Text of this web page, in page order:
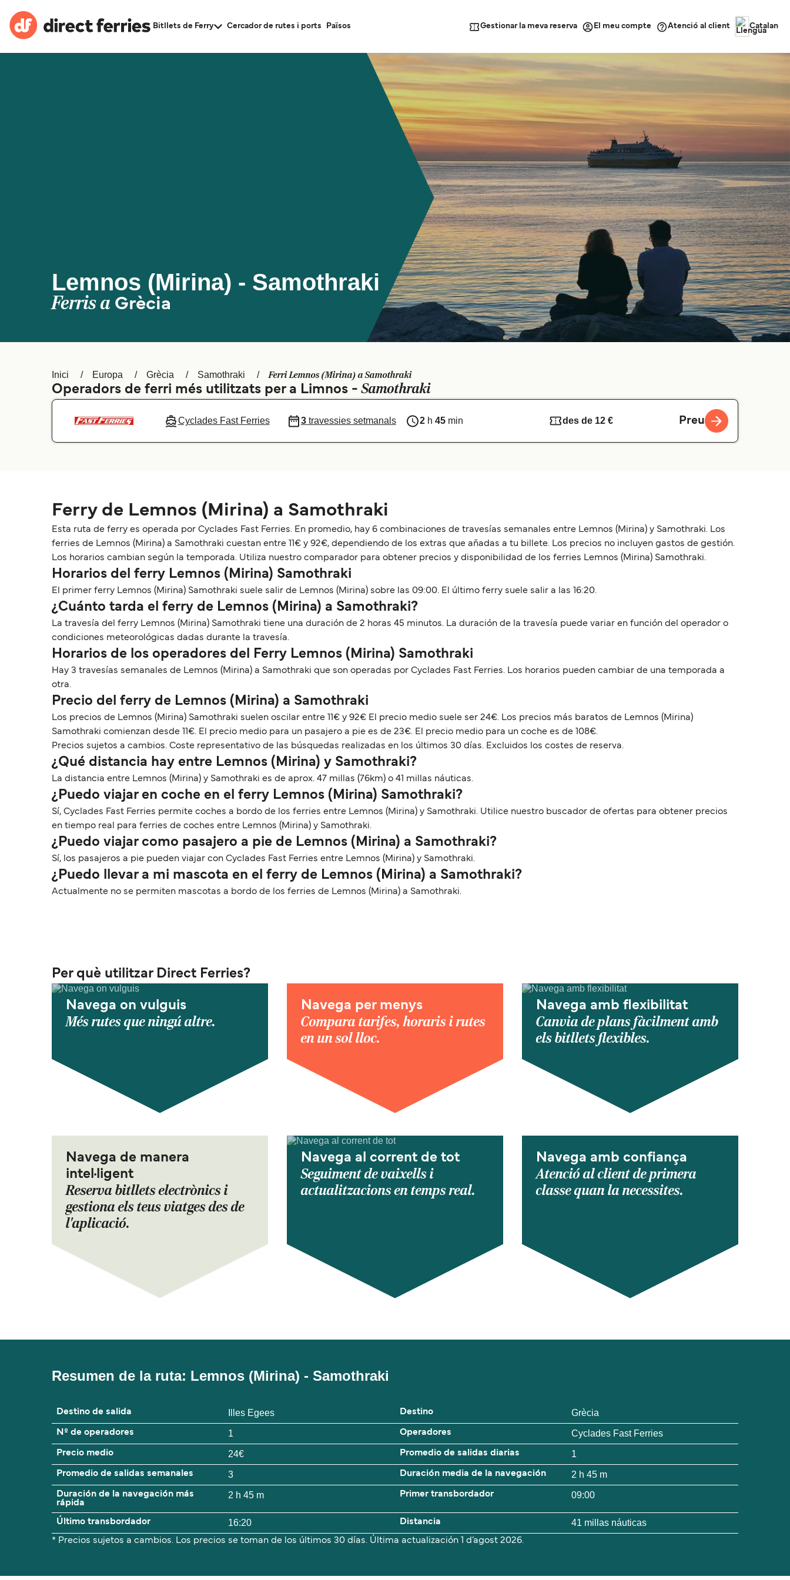
Bitllets de Ferry Cercador de rutes i ports Països Gestionar la meva reserva El meu compte Atenció al client Catalan
Lemnos (Mirina) - Samothraki
Ferris a Grècia
Inici Europa Grècia Samothraki Ferri Lemnos (Mirina) a Samothraki
Operadors de ferri més utilitzats per a Limnos -Samothraki
Cyclades Fast Ferries 3travessies setmanals 2h 45min des de 12 € Preu
Ferry de Lemnos (Mirina) a Samothraki
Esta ruta de ferry es operada por Cyclades Fast Ferries. En promedio, hay 6 combinaciones de travesías semanales entre Lemnos (Mirina) y Samothraki. Los
ferries de Lemnos (Mirina) a Samothraki cuestan entre 11€ y 92€, dependiendo de los extras que añadas a tu billete. Los precios no incluyen gastos de gestión.
Los horarios cambian según la temporada. Utiliza nuestro comparador para obtener precios y disponibilidad de los ferries Lemnos (Mirina) Samothraki.
Horarios del ferry Lemnos (Mirina) Samothraki
El primer ferry Lemnos (Mirina) Samothraki suele salir de Lemnos (Mirina) sobre las 09:00. El último ferry suele salir a las 16:20.
¿Cuánto tarda el ferry de Lemnos (Mirina) a Samothraki?
La travesía del ferry Lemnos (Mirina) Samothraki tiene una duración de 2 horas 45 minutos. La duración de la travesía puede variar en función del operador o
condiciones meteorológicas dadas durante la travesía.
Horarios de los operadores del Ferry Lemnos (Mirina) Samothraki
Hay 3 travesías semanales de Lemnos (Mirina) a Samothraki que son operadas por Cyclades Fast Ferries. Los horarios pueden cambiar de una temporada a
otra.
Precio del ferry de Lemnos (Mirina) a Samothraki
Los precios de Lemnos (Mirina) Samothraki suelen oscilar entre 11€ y 92€ El precio medio suele ser 24€. Los precios más baratos de Lemnos (Mirina)
Samothraki comienzan desde 11€. El precio medio para un pasajero a pie es de 23€. El precio medio para un coche es de 108€.
Precios sujetos a cambios. Coste representativo de las búsquedas realizadas en los últimos 30 días. Excluidos los costes de reserva.
¿Qué distancia hay entre Lemnos (Mirina) y Samothraki?
La distancia entre Lemnos (Mirina) y Samothraki es de aprox. 47 millas (76km) o 41 millas náuticas.
¿Puedo viajar en coche en el ferry Lemnos (Mirina) Samothraki?
Sí, Cyclades Fast Ferries permite coches a bordo de los ferries entre Lemnos (Mirina) y Samothraki. Utilice nuestro buscador de ofertas para obtener precios
en tiempo real para ferries de coches entre Lemnos (Mirina) y Samothraki.
¿Puedo viajar como pasajero a pie de Lemnos (Mirina) a Samothraki?
Sí, los pasajeros a pie pueden viajar con Cyclades Fast Ferries entre Lemnos (Mirina) y Samothraki.
¿Puedo llevar a mi mascota en el ferry de Lemnos (Mirina) a Samothraki?
Actualmente no se permiten mascotas a bordo de los ferries de Lemnos (Mirina) a Samothraki.
Per què utilitzar Direct Ferries?
Navega on vulguis
Més rutes que ningú altre.
Navega per menys
Compara tarifes, horaris i rutes
en un sol lloc.
Navega amb flexibilitat
Canvia de plans fàcilment amb
els bitllets flexibles.
Navega de manera
intel·ligent
Reserva bitllets electrònics i
gestiona els teus viatges des de
l'aplicació.
Navega al corrent de tot
Seguiment de vaixells i
actualitzacions en temps real.
Navega amb confiança
Atenció al client de primera
classe quan la necessites.
Resumen de la ruta: Lemnos (Mirina) - Samothraki
Destino de salida Illes Egees Destino Grècia
Nº de operadores 1 Operadores Cyclades Fast Ferries
Precio medio 24€ Promedio de salidas diarias 1
Promedio de salidas semanales 3 Duración media de la navegación 2 h 45 m
Duración de la navegación más
rápida
2 h 45 m Primer transbordador 09:00
Último transbordador 16:20 Distancia 41 millas náuticas
* Precios sujetos a cambios. Los precios se toman de los últimos 30 días. Última actualización 1 d’agost 2026.